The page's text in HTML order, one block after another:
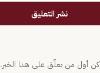
نشر التعليق
كن أول من يعلّق على هذا الخبر.